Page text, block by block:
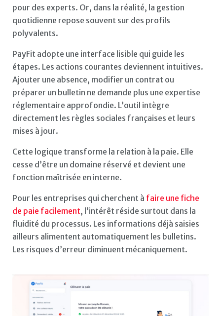
pour des experts. Or, dans la réalité, la gestion
quotidienne repose souvent sur des profils
polyvalents.
PayFit adopte une interface lisible qui guide les
étapes. Les actions courantes deviennent intuitives.
Ajouter une absence, modifier un contrat ou
préparer un bulletin ne demande plus une expertise
réglementaire approfondie. L’outil intègre
directement les règles sociales françaises et leurs
mises à jour.
Cette logique transforme la relation à la paie. Elle
cesse d’être un domaine réservé et devient une
fonction maîtrisée en interne.
Pour les entreprises qui cherchent à faire une fiche
de paie facilement, l’intérêt réside surtout dans la
fluidité du processus. Les informations déjà saisies
ailleurs alimentent automatiquement les bulletins.
Les risques d’erreur diminuent mécaniquement.